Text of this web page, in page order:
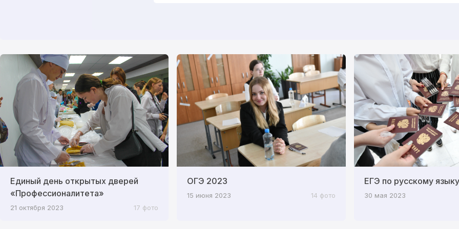
Единый день открытых дверей
«Профессионалитета»
21 октября 2023 17 фото
ОГЭ 2023
15 июня 2023 14 фото
ЕГЭ по русскому
30 мая 2023